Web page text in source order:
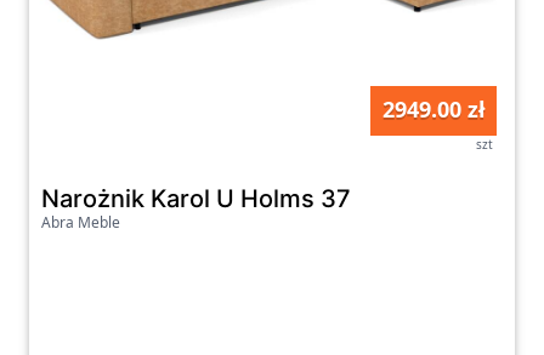
2949.00 zł
szt
Narożnik Karol U Holms 37
Abra Meble